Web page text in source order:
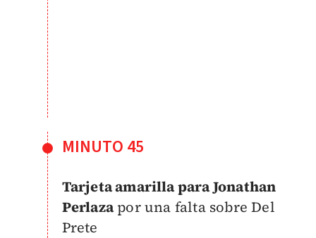
MINUTO 45
Tarjeta amarilla para Jonathan
Perlazapor una falta sobre Del
Prete